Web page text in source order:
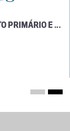
CADERNO DE CAMPO | CRESCIMENTO PRIMÁRIO E ESTRUTURA PRIMÁRIA EM PLANTAS VASCULARES – COMO NASCEM AS ÁRVORES (VOL. VI)